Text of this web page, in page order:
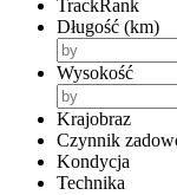
TrackRank
Długość (km)
Wysokość
Krajobraz
Czynnik
Kondycja
Technika